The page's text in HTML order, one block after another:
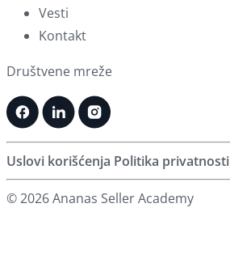
Vesti
Kontakt
Društvene mreže
Uslovi korišćenja Politika privatnosti
© 2026 Ananas Seller Academy